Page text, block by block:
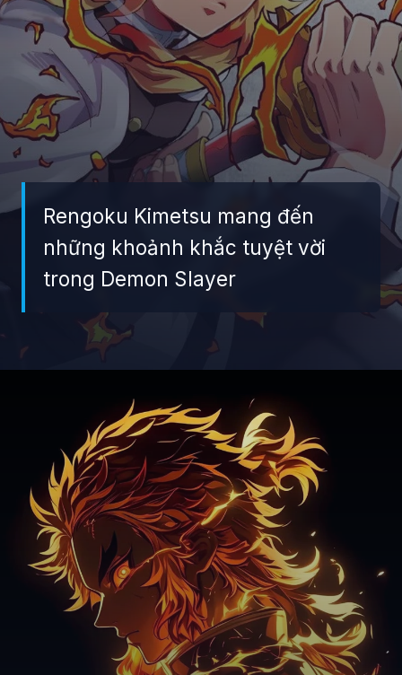
Rengoku Kimetsu mang đến
những khoảnh khắc tuyệt vời
trong Demon Slayer